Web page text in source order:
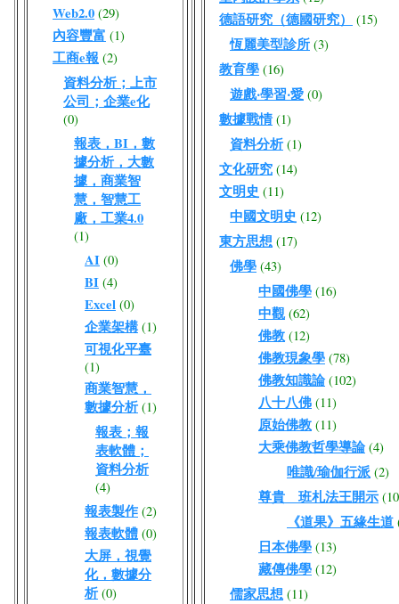
Web2.0 (29)
內容豐富 (1)
工商e報 (2)
資料分析；上市
公司；企業e化
(0)
報表，BI，數
據分析，大數
據，商業智
慧，智慧工
廠，工業4.0
(1)
AI (0)
BI (4)
Excel (0)
企業架構 (1)
可視化平臺
(1)
商業智慧，
數據分析 (1)
報表；報
表軟體；
資料分析
(4)
報表製作 (2)
報表軟體 (0)
大屏，視覺
化，數據分
析 (0)
德語研究（德國研究） (15)
恆麗美型診所 (3)
教育學 (16)
遊戲‧學習‧愛 (0)
數據戰情 (1)
資料分析 (1)
文化研究 (14)
文明史 (11)
中國文明史 (12)
東方思想 (17)
佛學 (43)
中國佛學 (16)
中觀 (62)
佛教 (12)
佛教現象學 (78)
佛教知識論 (102)
八十八佛 (11)
原始佛教 (11)
大乘佛教哲學導論 (4)
唯識/瑜伽行派 (2)
尊貴 班札法王開示
《道果》五緣生道
日本佛學 (13)
藏傳佛學 (12)
儒家思想 (11)